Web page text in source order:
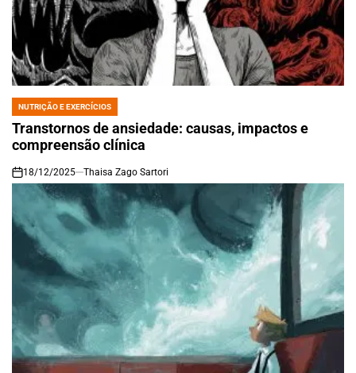
POSTED
IN
NUTRIÇÃO E EXERCÍCIOS
Transtornos de ansiedade: causas, impactos e
compreensão clínica
on
18/12/2025 Thaisa Zago Sartori